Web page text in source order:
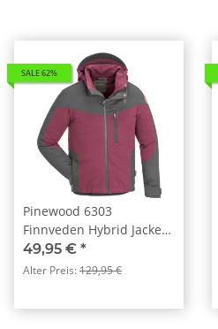
SALE 62%
Pinewood 6303
Finnveden Hybrid Jacke
Kids Pflaume/Anthrazit
(582)
49,95 € *
Alter Preis:129,95 €